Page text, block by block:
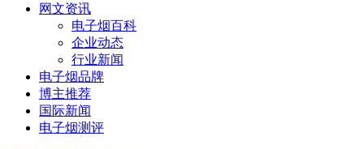
网文资讯
电子烟百科
企业动态
行业新闻
电子烟品牌
博主推荐
国际新闻
电子烟测评